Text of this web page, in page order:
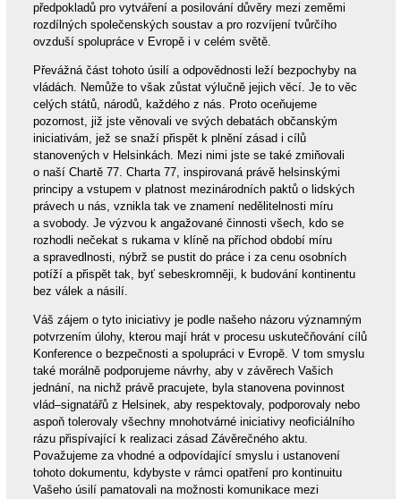
předpokladů pro vytváření a posilování důvěry mezi zeměmi
rozdílných společenských soustav a pro rozvíjení tvůrčího
ovzduší spolupráce v Evropě i v celém světě.
Převážná část tohoto úsilí a odpovědnosti leží bezpochyby na
vládách. Nemůže to však zůstat výlučně jejich věcí. Je to věc
celých států, národů, každého z nás. Proto oceňujeme
pozornost, již jste věnovali ve svých debatách občanským
iniciativám, jež se snaží přispět k plnění zásad i cílů
stanovených v Helsinkách. Mezi nimi jste se také zmiňovali
o naší Chartě 77. Charta 77, inspirovaná právě helsinskými
principy a vstupem v platnost mezinárodních paktů o lidských
právech u nás, vznikla tak ve znamení nedělitelnosti míru
a svobody. Je výzvou k angažované činnosti všech, kdo se
rozhodli nečekat s rukama v klíně na příchod období míru
a spravedlnosti, nýbrž se pustit do práce i za cenu osobních
potíží a přispět tak, byť sebeskromněji, k budování kontinentu
bez válek a násilí.
Váš zájem o tyto iniciativy je podle našeho názoru významným
potvrzením úlohy, kterou mají hrát v procesu uskutečňování cílů
Konference o bezpečnosti a spolupráci v Evropě. V tom smyslu
také morálně podporujeme návrhy, aby v závěrech Vašich
jednání, na nichž právě pracujete, byla stanovena povinnost
vlád–signatářů z Helsinek, aby respektovaly, podporovaly nebo
aspoň tolerovaly všechny mnohotvárné iniciativy neoficiálního
rázu přispívající k realizaci zásad Závěrečného aktu.
Považujeme za vhodné a odpovídající smyslu i ustanovení
tohoto dokumentu, kdybyste v rámci opatření pro kontinuitu
Vašeho úsilí pamatovali na možnosti komunikace mezi